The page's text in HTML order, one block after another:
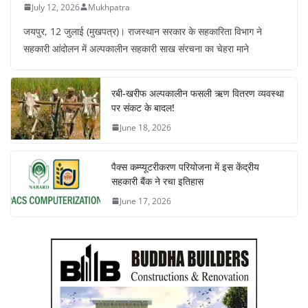
July 12, 2026 Mukhpatra
जयपुर, 12 जुलाई (मुखपत्र)। राजस्थान सरकार के सहकारिता विभाग ने
सहकारी आंदोलन में अल्पकालीन सहकारी साख संरचना का चेहरा माने
रबी-खरीफ अल्पकालीन फसली ऋण वितरण व्यवस्था
पर संकट के बादल!
June 18, 2026
पैक्स कम्प्यूटरीकरण परियोजना में इस केंद्रीय
सहकारी बैंक ने रचा इतिहास
June 17, 2026